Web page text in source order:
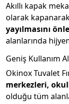
Akıllı kapak
olarak
yayılmasını
alanlarında
Geniş Kullanım
Okinox Tuvalet
merkezleri,
olduğu tüm